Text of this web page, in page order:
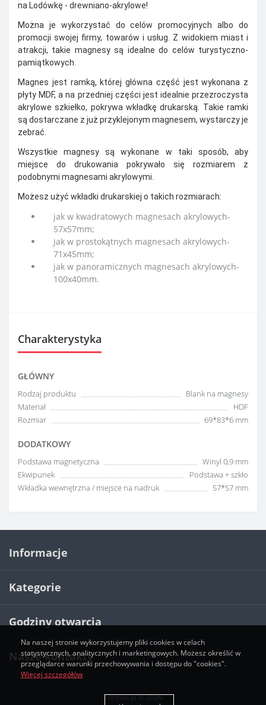
na Lodówkę - drewniano-akrylowe!
Można je wykorzystać do celów promocyjnych albo do
promocji swojej firmy, towarów i usług. Z widokiem miast i
atrakcji, takie magnesy są idealne do celów turystyczno-
pamiątkowych.
Magnes jest ramką, której główna część jest wykonana z
płyty MDF, a na przedniej części jest idealnie przezroczysta
akrylowe szkiełko, pokrywa wkładkę drukarską. Takie ramki
są dostarczane z już przyklejonym magnesem, wystarczy je
zebrać.
Wszystkie magnesy są wykonane w taki sposób, aby
miejsce do drukowania pokrywało się rozmiarem z
podobnymi magnesami akrylowymi.
Możesz użyć wkładki drukarskiej o takich rozmiarach:
jak w kwadratowych magnesach akrylowych-
57x57mm;
jak w prostokątnych magnesach akrylowych-
71x45mm;
jak w panoramicznych magnesach akrylowych-
100x40mm.
Charakterystyka
GŁÓWNY
Rodzaj produktu
Blank na magnesy
Materiał
HDF
Rozmiar
69*83*6 mm
DODATKOWY
Podstawa magnetyczna
Winyl 0,9 mm
Ekwipunek
Podstawa + szkło
Wkładka wewnętrzna / miejsce na nadruk
57*57 mm
Informacje
Kategorie
Godziny otwarcia
Nasze kontakty
Turevio.pl © 2026
Na naszej stronie wykorzystujemy pliki cookies w celach
statystycznych, analitycznych i marketingowych. Możesz określić w
przeglądarce warunki przechowywania i dostępu do "cookies".
Więcej szczegółów